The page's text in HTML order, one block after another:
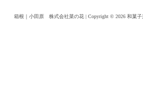
箱根｜小田原 株式会社菜の花 | Copyright © 2026 和菓子